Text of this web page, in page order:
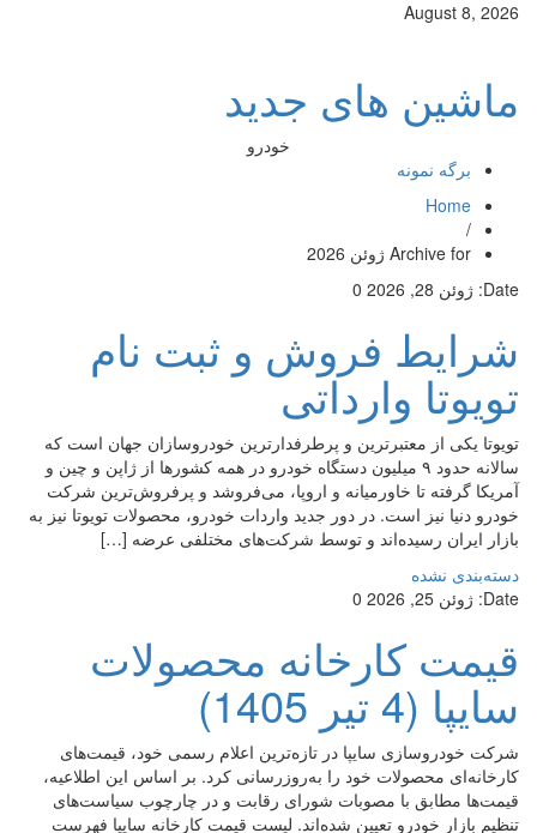
August 8, 2026
ماشین های جدید
خودرو
برگه نمونه
Home
/
Archive for ژوئن 2026
Date: ژوئن 28, 2026 0
شرایط فروش و ثبت نام
تویوتا وارداتی
تویوتا یکی از معتبرترین و پرطرفدارترین خودروسازان جهان است که
سالانه حدود ۹ میلیون دستگاه خودرو در همه کشورها از ژاپن و چین و
آمریکا گرفته تا خاورمیانه و اروپا، می‌فروشد و پرفروش‌ترین شرکت
خودرو دنیا نیز است. در دور جدید واردات خودرو، محصولات تویوتا نیز به
بازار ایران رسیده‌اند و توسط شرکت‌های مختلفی عرضه […]
دسته‌بندی نشده
Date: ژوئن 25, 2026 0
قیمت کارخانه محصولات
سایپا (4 تیر 1405)
شرکت خودروسازی سایپا در تازه‌ترین اعلام رسمی خود، قیمت‌های
کارخانه‌ای محصولات خود را به‌روزرسانی کرد. بر اساس این اطلاعیه،
قیمت‌ها مطابق با مصوبات شورای رقابت و در چارچوب سیاست‌های
تنظیم بازار خودرو تعیین شده‌اند. لیست قیمت کارخانه سایپا فهرست